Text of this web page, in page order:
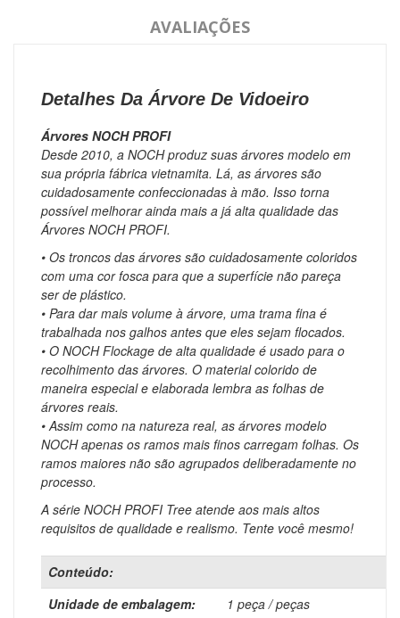
AVALIAÇÕES
Detalhes Da Árvore De Vidoeiro
Árvores NOCH PROFI
Desde 2010, a NOCH produz suas árvores modelo em
sua própria fábrica vietnamita. Lá, as árvores são
cuidadosamente confeccionadas à mão. Isso torna
possível melhorar ainda mais a já alta qualidade das
Árvores NOCH PROFI.
• Os troncos das árvores são cuidadosamente coloridos
com uma cor fosca para que a superfície não pareça
ser de plástico.
• Para dar mais volume à árvore, uma trama fina é
trabalhada nos galhos antes que eles sejam flocados.
• O NOCH Flockage de alta qualidade é usado para o
recolhimento das árvores. O material colorido de
maneira especial e elaborada lembra as folhas de
árvores reais.
• Assim como na natureza real, as árvores modelo
NOCH apenas os ramos mais finos carregam folhas. Os
ramos maiores não são agrupados deliberadamente no
processo.
A série NOCH PROFI Tree atende aos mais altos
requisitos de qualidade e realismo. Tente você mesmo!
Conteúdo:
Unidade de embalagem:
1 peça / peças